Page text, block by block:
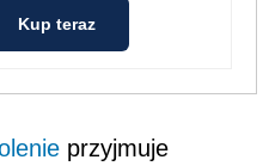
Kup teraz
przyjmuje